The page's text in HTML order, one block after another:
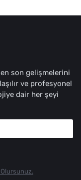
son gelişmelerini
ve profesyonel
dair her şeyi
Olursunuz.